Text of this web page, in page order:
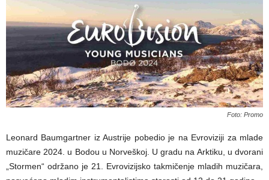
Foto: Promo
Leonard Baumgartner iz Austrije pobedio je na Evroviziji za mlade
muzičare 2024. u Bodou u Norveškoj. U gradu na Arktiku, u dvorani
„Stormen“ održano je 21. Evrovizijsko takmičenje mladih muzičara,